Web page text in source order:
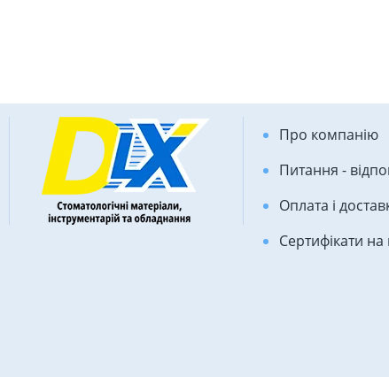
Про компанію
Питання -
Оплата і
Сертифікати